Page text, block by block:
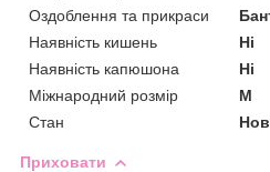
Оздоблення та прикраси
Наявність кишень
Ні
Наявність капюшона
Ні
Міжнародний розмір
M
Стан
Приховати